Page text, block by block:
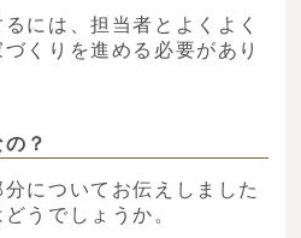
には、担当者とよくよく
くりを進める必要があり
？
についてお伝えしました
うでしょうか。